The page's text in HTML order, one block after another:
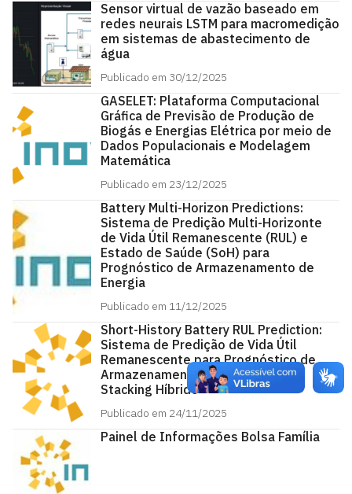
Sensor virtual de vazão baseado em
redes neurais LSTM para macromedição
em sistemas de abastecimento de
água
Publicado em 30/12/2025
GASELET: Plataforma Computacional
Gráfica de Previsão de Produção de
Biogás e Energias Elétrica por meio de
Dados Populacionais e Modelagem
Matemática
Publicado em 23/12/2025
Battery Multi-Horizon Predictions:
Sistema de Predição Multi-Horizonte
de Vida Útil Remanescente (RUL) e
Estado de Saúde (SoH) para
Prognóstico de Armazenamento de
Energia
Publicado em 11/12/2025
Short-History Battery RUL Prediction:
Sistema de Predição de Vida Útil
Remanescente para Prognóstico de
Armazenamento de Energia via
Stacking Híbrido
Publicado em 24/11/2025
Painel de Informações Bolsa Família